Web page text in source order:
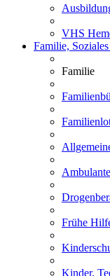
VHS
Familie,
Familie
Frühe
Kinder,